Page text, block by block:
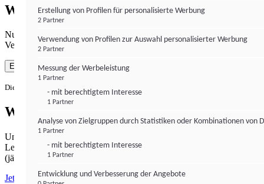
Wie gewohnt mit Werbung lesen
Nutzen Sie institutional-money.com mit Ihrer Zustimmung zur
Verwendung von Cookies für Webanalyse und Werbemaßnahmen.
Einverstanden
Die Zustimmung ist jederzeit widerrufbar.
Werbefrei lesen
Unabhängiger Journalismus hat seinen Preis.
Lesen Sie institutional-money.com PUR für 33,99€ pro Monat
(jährliche Abrechnung).
Jetzt abonnieren
Erstellung von Profilen für personalisierte Werbung
2 Partner
Verwendung von Profilen zur Auswahl personalisierter Werbung
2 Partner
Messung der Werbeleistung
1 Partner
- mit berechtigtem Interesse
1 Partner
Analyse von Zielgruppen durch Statistiken oder Kombinationen von
1 Partner
- mit berechtigtem Interesse
1 Partner
Entwicklung und Verbesserung der Angebote